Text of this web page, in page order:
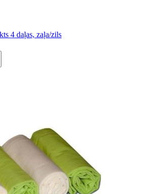
4 daļas, zaļa/zils